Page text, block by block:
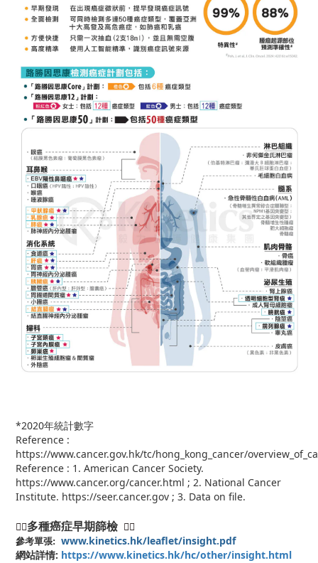
*2020年統計數字
Reference :
https://www.cancer.gov.hk/tc/hong_kong_cancer/
Reference : 1. American Cancer Society.
https://www.cancer.org/cancer.html ; 2. National Cancer
Institute. https://seer.cancer.gov ; 3. Data on ﬁle.
👇🏻多種癌症早期篩檢 👇🏻
參考單張: www.kinetics.hk/leaflet/insight.pdf
網站詳情: https://www.kinetics.hk/hc/other/insight.html